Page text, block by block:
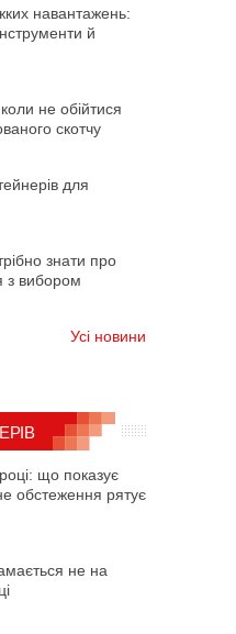
навантажень:
й
не обійтися
скотчу
для
знати про
з вибором
Усі новини
що показує
обстеження рятує
не на